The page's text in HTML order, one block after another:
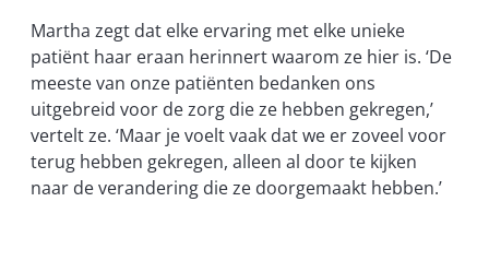
Martha zegt dat elke ervaring met elke unieke
patiënt haar eraan herinnert waarom ze hier is. ‘De
meeste van onze patiënten bedanken ons
uitgebreid voor de zorg die ze hebben gekregen,’
vertelt ze. ‘Maar je voelt vaak dat we er zoveel voor
terug hebben gekregen, alleen al door te kijken
naar de verandering die ze doorgemaakt hebben.’